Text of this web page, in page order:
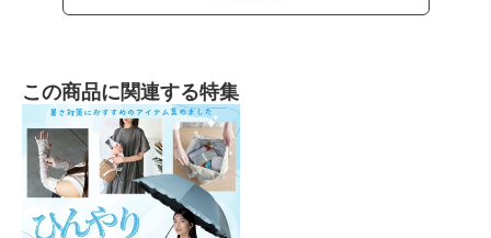
この商品に関連する特集